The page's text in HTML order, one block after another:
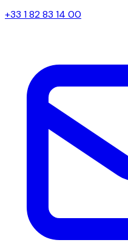
+33 1 82 83 14 00